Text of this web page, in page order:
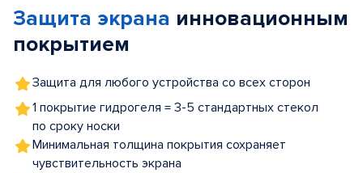
5
Защита экрана инновационным
покрытием
Защита для любого устройства со всех сторон
1 покрытие гидрогеля = 3-5 стандартных стекол
по сроку носки
Минимальная толщина покрытия сохраняет
чувствительность экрана